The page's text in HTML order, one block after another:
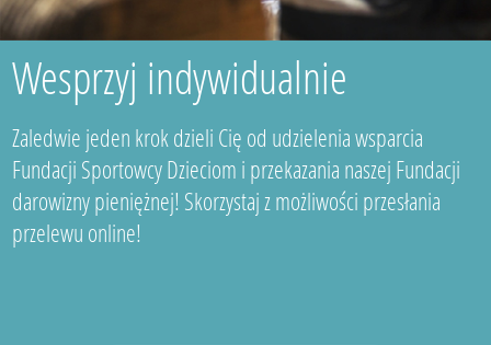
Wesprzyj indywidualnie
Zaledwie jeden krok dzieli Cię od udzielenia wsparcia
Fundacji Sportowcy Dzieciom i przekazania naszej Fundacji
darowizny pieniężnej! Skorzystaj z możliwości przesłania
przelewu online!